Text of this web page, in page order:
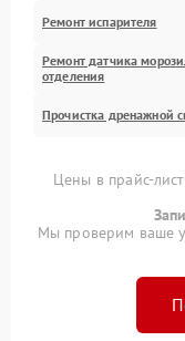
Ремонт испарителя
Ремонт датчика
отделения
Прочистка дренажной
Цены в прайс-
Мы проверим ваше